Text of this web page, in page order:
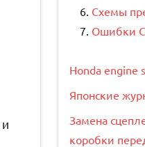
Схемы
Ошибки
Honda engine
Японские
Замена
коробки